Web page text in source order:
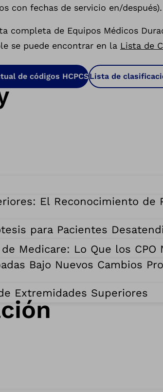
con fechas de servicio en/después).
completa de Equipos Médicos
se puede encontrar en la Lista de
de códigos HCPCSLista de
El Reconocimiento de
para Pacientes
Medicare: Lo Que los CPO
Bajo Nuevos Cambios
Extremidades Superiores